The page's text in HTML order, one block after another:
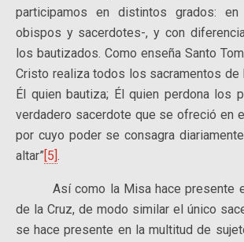
participamos en distintos grados:
obispos y sacerdotes-, y con
los bautizados. Como enseña Santo
Cristo realiza todos los sacramentos de
Él quien bautiza; Él quien perdona los
verdadero sacerdote que se ofreció en
por cuyo poder se consagra
altar”[5].
Así como la Misa hace presente el
de la Cruz, de modo similar el único
se hace presente en la multitud de